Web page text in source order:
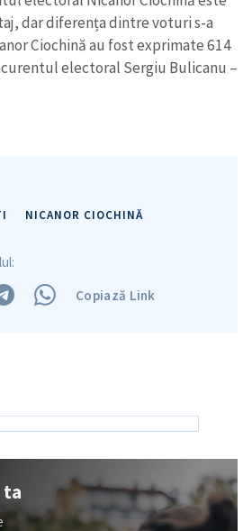
Despre ZdG
на русском
dar diferența dintre voturi s-a
Ciochină au fost exprimate 614
electoral Sergiu Bulicanu –
NICANOR CIOCHINĂ
Copiază Link